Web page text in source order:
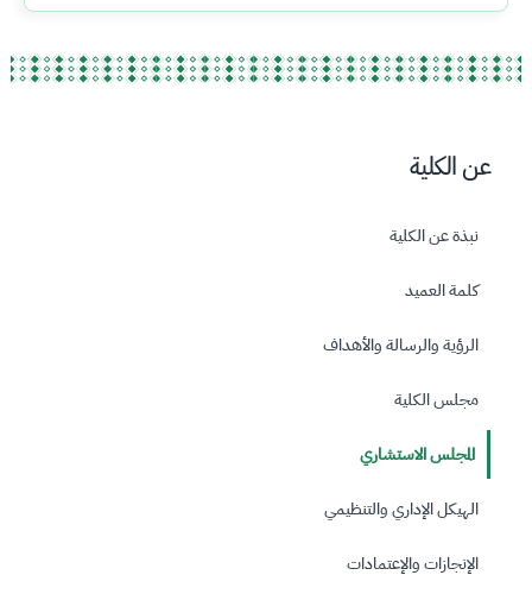
عن الكلية
نبذة عن الكلية
كلمة العميد
الرؤية والرسالة والأهداف
مجلس الكلية
المجلس الاستشاري
الهيكل الإداري والتنظيمي
الإنجازات والإعتمادات